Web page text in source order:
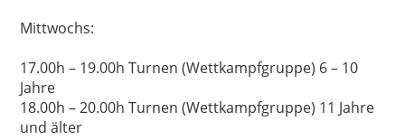
Mittwochs:
17.00h – 19.00h Turnen (Wettkampfgruppe) 6 – 10
Jahre
18.00h – 20.00h Turnen (Wettkampfgruppe) 11 Jahre
und älter